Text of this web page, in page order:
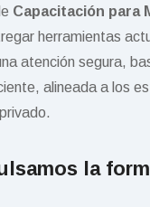
Capacitación para
herramientas
atención segura,
alineada a los
la